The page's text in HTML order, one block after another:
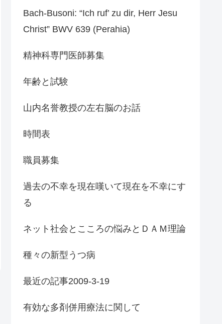
Bach-Busoni: “Ich ruf’ zu dir, Herr Jesu
Christ” BWV 639 (Perahia)
精神科専門医師募集
年齢と試験
山内名誉教授の左右脳のお話
時間表
職員募集
過去の不幸を現在嘆いて現在を不幸にす
る
ネット社会とこころの悩みとＤＡＭ理論
種々の新型うつ病
最近の記事2009-3-19
有効な多剤併用療法に関して